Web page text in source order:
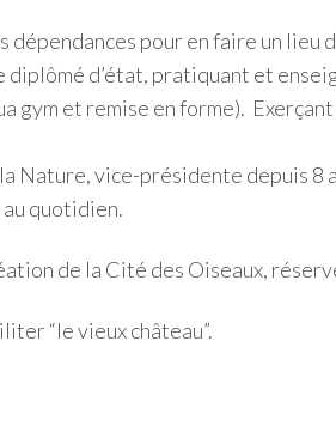
pour en faire un lieu
d’état, pratiquant et
et remise en forme).
Nature, vice-présidente depuis 8
quotidien.
de la Cité des Oiseaux,
“le vieux château”.